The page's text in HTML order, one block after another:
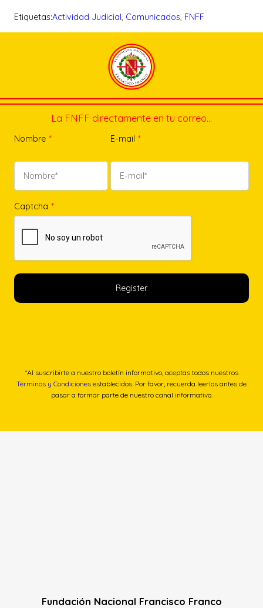
Etiquetas:Actividad Judicial, Comunicados, FNFF
La FNFF directamente en tu correo…
Nombre * E-mail *
Captcha *
*Al suscribirte a nuestro boletín informativo, aceptas todos nuestros
Términos y Condiciones establecidos. Por favor, recuerda leerlos antes de
pasar a formar parte de nuestro canal informativo.
Fundación Nacional Francisco Franco